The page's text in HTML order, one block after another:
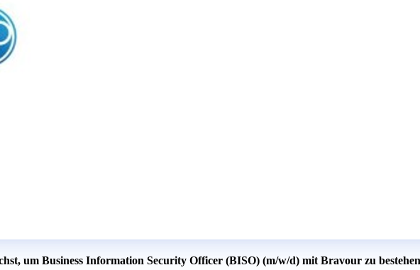
um Business Information Security Officer (BISO) (m/w/d) mit Bravour zu bestehen